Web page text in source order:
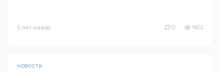
5 лет назад 0 1953
НОВОСТИ